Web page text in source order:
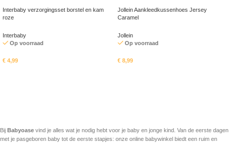
Interbaby verzorgingsset borstel en kam
roze
Interbaby
Op voorraad
€ 4,99
Jollein Aankleedkussenhoes Jersey
Caramel
Jollein
Op voorraad
€ 8,99
Bij Babyoase vind je alles wat je nodig hebt voor je baby en jonge kind. Van de eerste dagen
met je pasgeboren baby tot de eerste stapjes: onze online babywinkel biedt een ruim en